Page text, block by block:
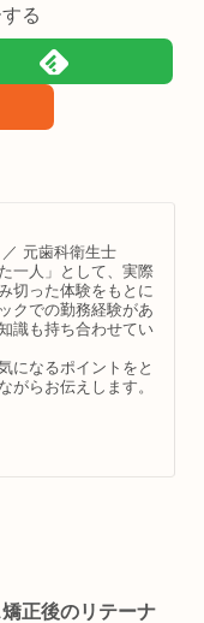
る
元歯科衛生士
一人」として、実際
切った体験をもとに
クでの勤務経験があ
識も持ち合わせてい
になるポイントをと
がらお伝えします。
正後のリテーナ